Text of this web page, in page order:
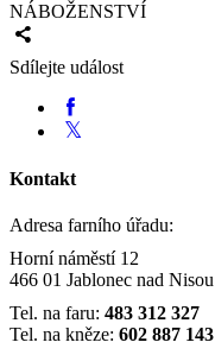
NÁBOŽENSTVÍ
Sdílejte událost
Kontakt
Adresa farního úřadu:
Horní náměstí 12
466 01 Jablonec nad Nisou
Tel. na faru: 483 312 327
Tel. na kněze: 602 887 143